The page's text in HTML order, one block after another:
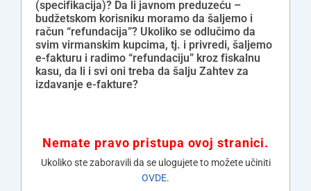
(specifikacija)? Da li javnom preduzeću –
budžetskom korisniku moramo da šaljemo i
račun “refundacija”? Ukoliko se odlučimo da
svim virmanskim kupcima, tj. i privredi, šaljemo
e-fakturu i radimo “refundaciju” kroz fiskalnu
kasu, da li i svi oni treba da šalju Zahtev za
izdavanje e-fakture?
Nemate pravo pristupa ovoj stranici.
Ukoliko ste zaboravili da se ulogujete to možete učiniti
OVDE.